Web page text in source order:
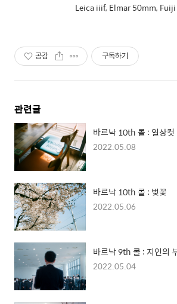
Leica iiif, Elmar 50mm,
공감 구독하기
관련글
바르낙 10th 롤 : 일상컷
2022.05.08
바르낙 10th 롤 : 벚꽃
2022.05.06
바르낙 9th 롤 : 지인의
2022.05.04